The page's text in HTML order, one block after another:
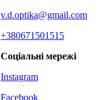
v.d.optika@gmail.com
+380671501515
Соціальні мережі
Instagram
Facebook